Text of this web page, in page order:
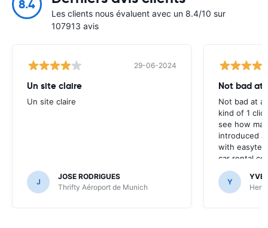
8.4
Les clients nous évaluent avec un 8.4/10 sur
107913 avis
29-06-2024
Un site claire
Un site claire
J
JOSE RODRIGUES
Thrifty Aéroport de Munich
Not bad at
Not bad at
kind of 1
see how
introduced
with
car rental
Y